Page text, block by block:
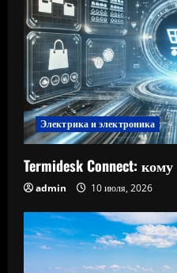
Электрика и электроника
Termidesk Connect:
admin 10 июля, 2026